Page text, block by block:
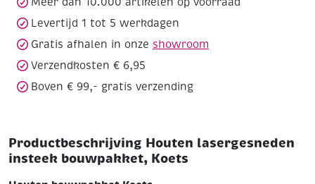
Levertijd 1 tot 5 werkdagen
Gratis afhalen in onze showroom
Verzendkosten € 6,95
Boven € 99,- gratis verzending
Productbeschrijving Houten lasergesneden
insteek bouwpakket, Koets